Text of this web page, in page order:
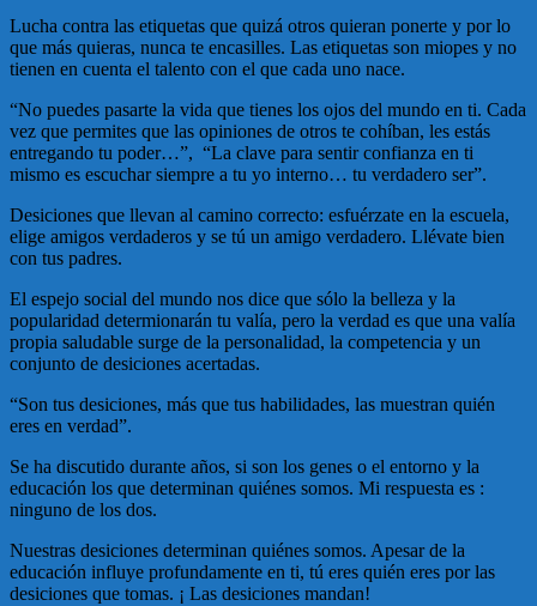
Lucha contra las etiquetas que quizá otros quieran ponerte y por lo
que más quieras, nunca te encasilles. Las etiquetas son miopes y no
tienen en cuenta el talento con el que cada uno nace.
“No puedes pasarte la vida que tienes los ojos del mundo en ti. Cada
vez que permites que las opiniones de otros te cohíban, les estás
entregando tu poder…”, “La clave para sentir confianza en ti
mismo es escuchar siempre a tu yo interno… tu verdadero ser”.
Desiciones que llevan al camino correcto: esfuérzate en la escuela,
elige amigos verdaderos y se tú un amigo verdadero. Llévate bien
con tus padres.
El espejo social del mundo nos dice que sólo la belleza y la
popularidad determionarán tu valía, pero la verdad es que una valía
propia saludable surge de la personalidad, la competencia y un
conjunto de desiciones acertadas.
“Son tus desiciones, más que tus habilidades, las muestran quién
eres en verdad”.
Se ha discutido durante años, si son los genes o el entorno y la
educación los que determinan quiénes somos. Mi respuesta es :
ninguno de los dos.
Nuestras desiciones determinan quiénes somos. Apesar de la
educación influye profundamente en ti, tú eres quién eres por las
desiciones que tomas. ¡ Las desiciones mandan!